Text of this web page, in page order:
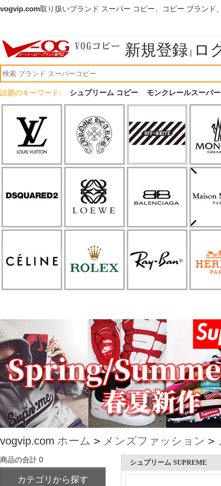
vogvip.com取り扱いブランド スーパー コピー、コピー ブランド
新規登録 | ロ
話題のキーワード: シュプリーム コピー モンクレールスーパ
vogvip.com ホーム > メンズファッション >
商品の合計 0
カテゴリから探す
シュプリーム SUPREME